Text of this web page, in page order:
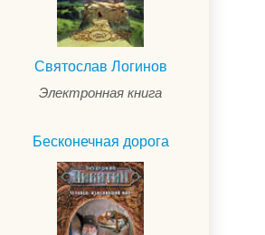
Святослав Логинов
Электронная книга
Бесконечная дорога